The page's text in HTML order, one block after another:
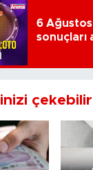
6
sonuçları
çekebilir